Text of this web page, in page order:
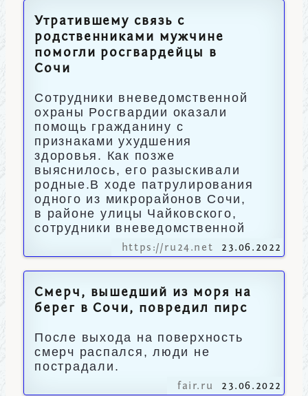
Утратившему связь с
родственниками мужчине
помогли росгвардейцы в
Сочи
Сотрудники вневедомственной
охраны Росгвардии оказали
помощь гражданину с
признаками ухудшения
здоровья. Как позже
выяснилось, его разыскивали
родные.В ходе патрулирования
одного из микрорайонов Сочи,
в районе улицы Чайковского,
сотрудники вневедомственной
https://ru24.net 23.06.2022
Смерч, вышедший из моря на
берег в Сочи, повредил пирс
После выхода на поверхность
смерч распался, люди не
пострадали.
fair.ru 23.06.2022